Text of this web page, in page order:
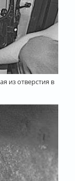
из отверстия в